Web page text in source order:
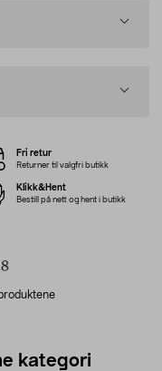
Fri retur
Returner til valgfri butikk
Klikk&Hent
Bestill på nett og hent i butikk
kategori